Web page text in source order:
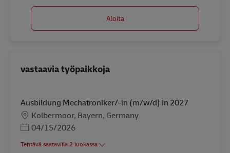
Aloita
vastaavia työpaikkoja
Ausbildung Mechatroniker/-in (m/w/d) in 2027
SijaintiKolbermoor, Bayern, Germany
Posted Date
04/15/2026
Tehtävä saatavilla 2 luokassa